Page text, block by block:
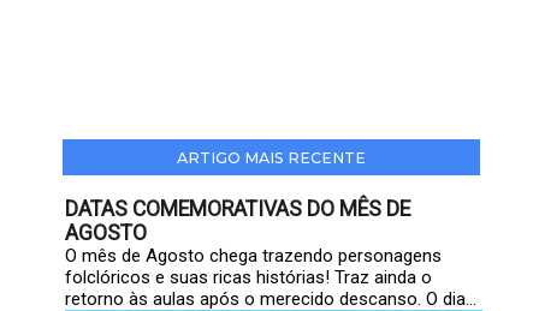
ARTIGO MAIS RECENTE
DATAS COMEMORATIVAS DO MÊS DE
AGOSTO
O mês de Agosto chega trazendo personagens
folclóricos e suas ricas histórias! Traz ainda o
retorno às aulas após o merecido descanso. O dia...